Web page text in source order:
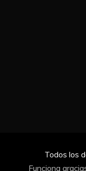
Todos los
Funciona